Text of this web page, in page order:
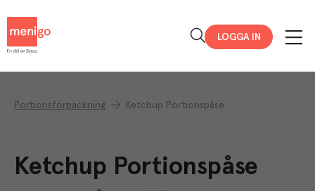
LOGGA IN
Portionsförpackning Ketchup Portionspåse
Ketchup Portionspåse